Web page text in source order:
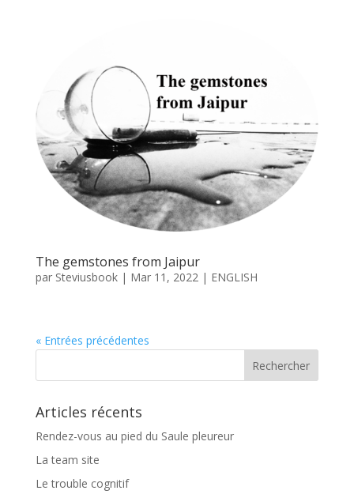
The gemstones from Jaipur
par Steviusbook| Mar 11, 2022| ENGLISH
« Entrées précédentes
Articles récents
Rendez-vous au pied du Saule pleureur
La team site
Le trouble cognitif